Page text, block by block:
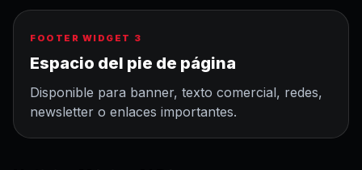
FOOTER WIDGET 3
Espacio del pie de página
Disponible para banner, texto comercial, redes,
newsletter o enlaces importantes.